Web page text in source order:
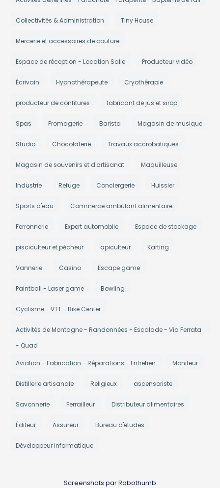
Collectivités & Administration Tiny House
Mercerie et accessoires de couture
Espace de réception - Location Salle Producteur vidéo
Écrivain Hypnothérapeute Cryothérapie
producteur de confitures fabricant de jus et sirop
Spas Fromagerie Barista Magasin de musique
Studio Chocolaterie Travaux accrobatiques
Magasin de souvenirs et d'artisanat Maquilleuse
Industrie Refuge Conciergerie Huissier
Sports d'eau Commerce ambulant alimentaire
Ferronnerie Expert automobile Espace de stockage
pisciculteur et pécheur apiculteur Karting
Vannerie Casino Escape game
Paintball - Laser game Bowling
Cyclisme - VTT - Bike Center
Activités de Montagne - Randonnées - Escalade - Via Ferrata
- Quad
Aviation - Fabrication - Réparations - Entretien Moniteur
Distillerie artisanale Religieux ascensoriste
Savonnerie Ferrailleur Distributeur alimentaires
Éditeur Assureur Bureau d'études
Développeur informatique
Screenshots par Robothumb